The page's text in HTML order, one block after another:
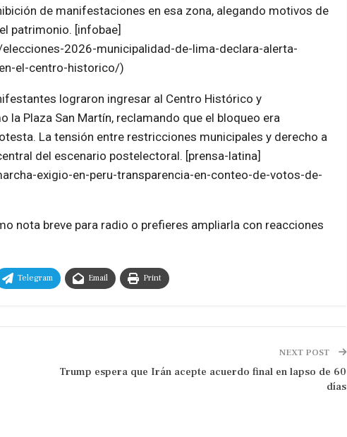
de manifestaciones en esa zona, alegando motivos de
patrimonio. [infobae]
2026-municipalidad-de-lima-declara-alerta-
el-centro-historico/)
lograron ingresar al Centro Histórico y
Plaza San Martín, reclamando que el bloqueo era
La tensión entre restricciones municipales y derecho a
del escenario postelectoral. [prensa-latina]
exigio-en-peru-transparencia-en-conteo-de-votos-de-
nota breve para radio o prefieres ampliarla con reacciones
Telegram Email Print
NEXT POST
Trump espera que Irán acepte acuerdo final en lapso de 60
días